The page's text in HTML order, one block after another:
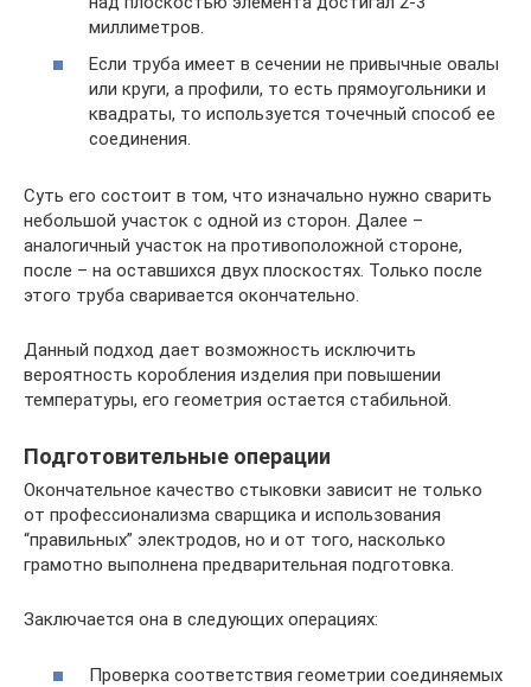
миллиметров.
Если труба имеет в сечении не привычные овалы
или круги, а профили, то есть прямоугольники и
квадраты, то используется точечный способ ее
соединения.
Суть его состоит в том, что изначально нужно сварить
небольшой участок с одной из сторон. Далее –
аналогичный участок на противоположной стороне,
после – на оставшихся двух плоскостях. Только после
этого труба сваривается окончательно.
Данный подход дает возможность исключить
вероятность коробления изделия при повышении
температуры, его геометрия остается стабильной.
Подготовительные операции
Окончательное качество стыковки зависит не только
от профессионализма сварщика и использования
“правильных” электродов, но и от того, насколько
грамотно выполнена предварительная подготовка.
Заключается она в следующих операциях:
Проверка соответствия геометрии соединяемых